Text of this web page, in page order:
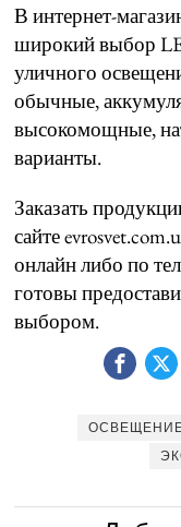
В интернет-
широкий выбор
уличного
обычные,
высокомощные,
варианты.
Заказать
сайте
онлайн либо по
готовы
выбором.